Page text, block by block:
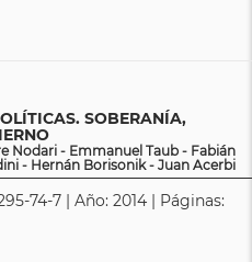
SOBERANÍA,
Nodari - Emmanuel Taub - Fabián
- Hernán Borisonik - Juan Acerbi
74-7 | Año: 2014 | Páginas: